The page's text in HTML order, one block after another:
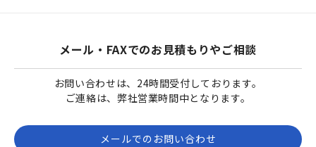
メール・FAXでのお見積もりやご相談
お問い合わせは、24時間受付しております。
ご連絡は、弊社営業時間中となります。
メールでのお問い合わせ